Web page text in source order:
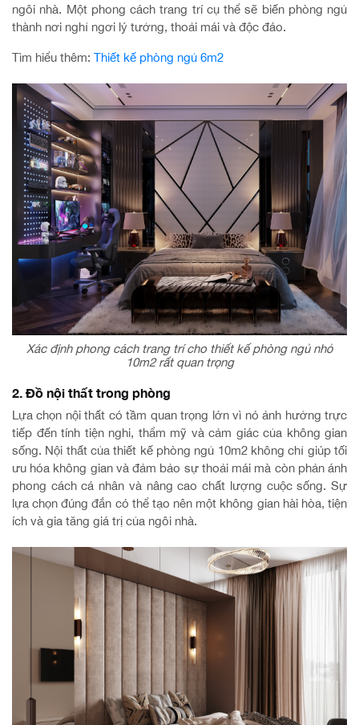
ngôi nhà. Một phong cách trang trí cụ thể sẽ biến phòng ngủ
thành nơi nghỉ ngơi lý tưởng, thoải mái và độc đáo.
Tìm hiểu thêm: Thiết kế phòng ngủ 6m2
Xác định phong cách trang trí cho thiết kế phòng ngủ nhỏ
10m2 rất quan trọng
2. Đồ nội thất trong phòng
Lựa chọn nội thất có tầm quan trọng lớn vì nó ảnh hưởng trực
tiếp đến tính tiện nghi, thẩm mỹ và cảm giác của không gian
sống. Nội thất của thiết kế phòng ngủ 10m2 không chỉ giúp tối
ưu hóa không gian và đảm bảo sự thoải mái mà còn phản ánh
phong cách cá nhân và nâng cao chất lượng cuộc sống. Sự
lựa chọn đúng đắn có thể tạo nên một không gian hài hòa, tiện
ích và gia tăng giá trị của ngôi nhà.